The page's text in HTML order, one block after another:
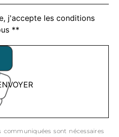
j'accepte les conditions
**
communiquées sont nécessaires